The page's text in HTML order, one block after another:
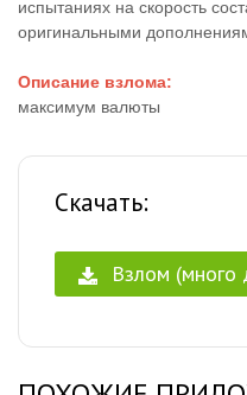
испытаниях на скорость
оригинальными
Описание взлома:
максимум валюты
Скачать:
Взлом (много